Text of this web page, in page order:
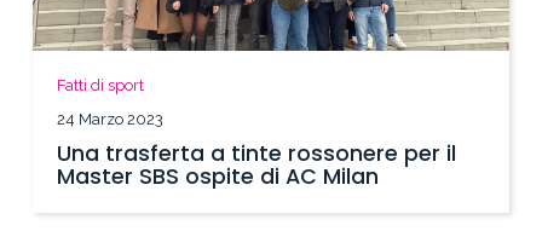
Fatti di sport
24 Marzo 2023
Una trasferta a tinte rossonere per il
Master SBS ospite di AC Milan